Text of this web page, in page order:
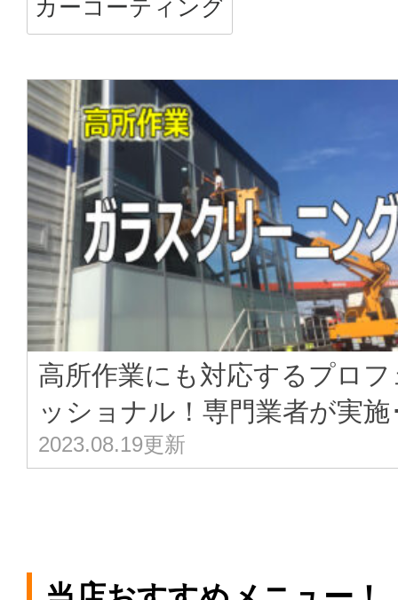
カーコーティング
高所作業にも対応するプロフ
ッショナル！専門業者が実施
2023.08.19更新